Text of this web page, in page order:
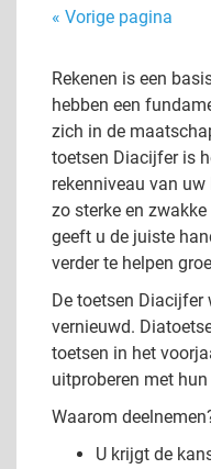
« Vorige pagina
Rekenen is een
hebben een
zich in de
toetsen Diacijfer is
rekenniveau van
zo sterke en
geeft u de juiste
verder te helpen
De toetsen Diacijfer
vernieuwd.
toetsen in het
uitproberen met
Waarom
U krijgt de